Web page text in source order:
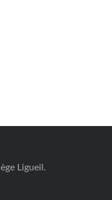
Ligueil.